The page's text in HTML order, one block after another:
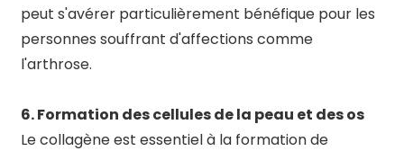
peut s'avérer particulièrement bénéfique pour les
personnes souffrant d'affections comme
l'arthrose.
6. Formation des cellules de la peau et des os
Le collagène est essentiel à la formation de